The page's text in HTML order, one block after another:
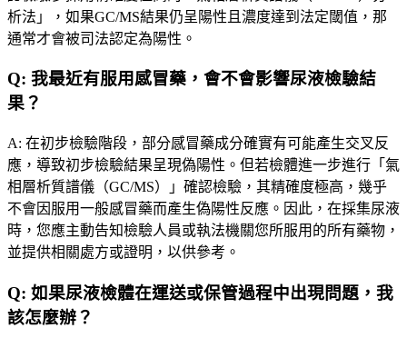
析法」，如果GC/MS結果仍呈陽性且濃度達到法定閾值，那
通常才會被司法認定為陽性。
Q: 我最近有服用感冒藥，會不會影響尿液檢驗結
果？
A: 在初步檢驗階段，部分感冒藥成分確實有可能產生交叉反
應，導致初步檢驗結果呈現偽陽性。但若檢體進一步進行「氣
相層析質譜儀（GC/MS）」確認檢驗，其精確度極高，幾乎
不會因服用一般感冒藥而產生偽陽性反應。因此，在採集尿液
時，您應主動告知檢驗人員或執法機關您所服用的所有藥物，
並提供相關處方或證明，以供參考。
Q: 如果尿液檢體在運送或保管過程中出現問題，我
該怎麼辦？